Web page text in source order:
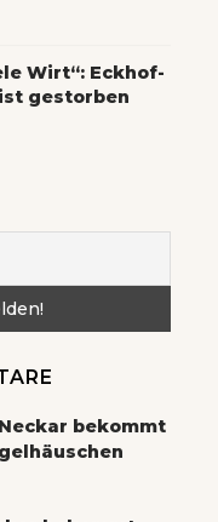
Wirt“: Eckhof-
gestorben
bekommt